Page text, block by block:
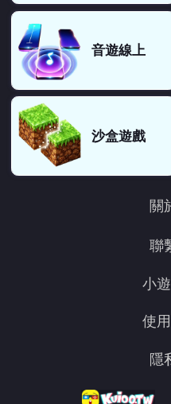
音遊線上
沙盒遊戲
關
聯
小
使
隱